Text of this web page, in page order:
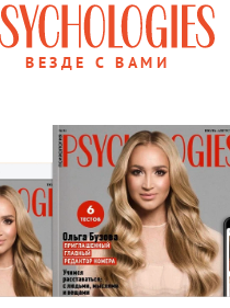
ВЕЗДЕ С ВАМИ